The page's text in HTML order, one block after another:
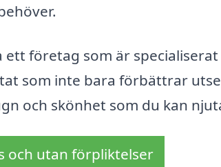
företag som är specialiserat
som inte bara förbättrar
och skönhet som du kan
och utan förpliktelser